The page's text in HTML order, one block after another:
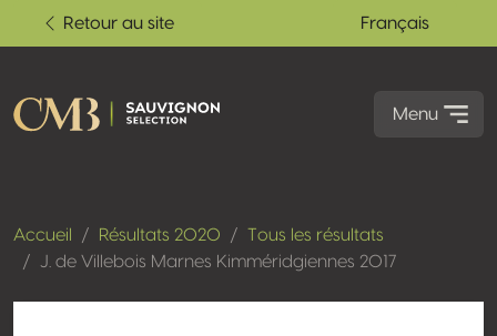
Retour au site Français
Menu
Accueil Résultats 2020
Tous les résultats
J. de Villebois Marnes Kimméridgiennes 2017